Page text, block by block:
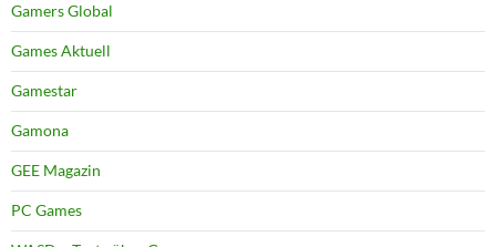
Gamers Global
Games Aktuell
Gamestar
Gamona
GEE Magazin
PC Games